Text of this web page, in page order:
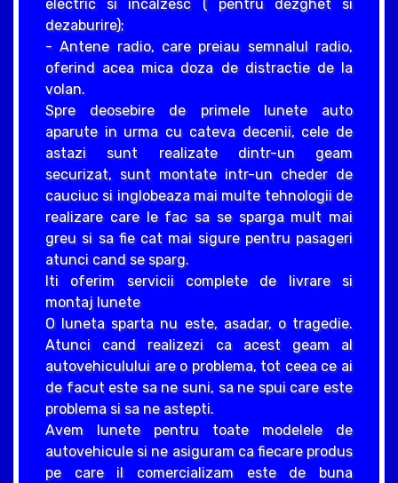
electric si incalzesc ( pentru dezghet si
dezaburire);
- Antene radio, care preiau semnalul radio,
oferind acea mica doza de distractie de la
volan.
Spre deosebire de primele lunete auto
aparute in urma cu cateva decenii, cele de
astazi sunt realizate dintr-un geam
securizat, sunt montate intr-un cheder de
cauciuc si inglobeaza mai multe tehnologii de
realizare care le fac sa se sparga mult mai
greu si sa fie cat mai sigure pentru pasageri
atunci cand se sparg.
Iti oferim servicii complete de livrare si
montaj lunete
O luneta sparta nu este, asadar, o tragedie.
Atunci cand realizezi ca acest geam al
autovehiculului are o problema, tot ceea ce ai
de facut este sa ne suni, sa ne spui care este
problema si sa ne astepti.
Avem lunete pentru toate modelele de
autovehicule si ne asiguram ca fiecare produs
pe care il comercializam este de buna